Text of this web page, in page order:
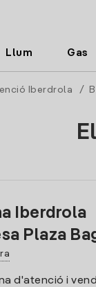
Llum Gas
Iberdrola /
Iberdrola
Plaza
d'atenció i